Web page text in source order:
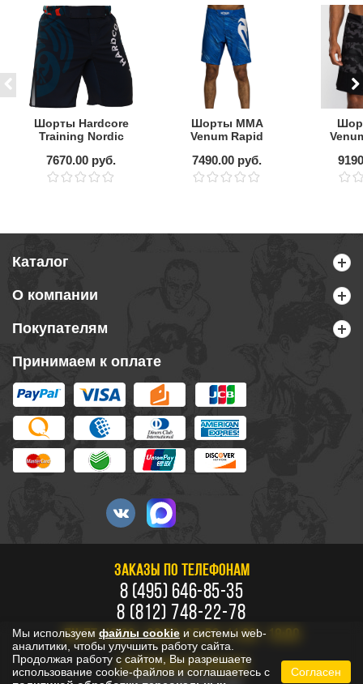
Шорты Hardcore
Training Nordic
Russian
7670.00 руб.
Шорты ММА
Venum Rapid
7490.00 руб.
Каталог
О компании
Покупателям
Принимаем к оплате
ЗАКАЗЫ ПО ТЕЛЕФОНАМ
8 (495) 646-85-35
8 (812) 748-22-78
ПН-ПТ: 10:00 - 20:00, СБ-ВС: 11:00 - 18:00
БЕСПЛАТНО ПО РОССИИ
Мы используем файлы cookie и системы web-
аналитики, чтобы улучшить работу сайта.
Продолжая работу с сайтом, Вы разрешаете
использование cookie-файлов и соглашаетесь с
Согласен